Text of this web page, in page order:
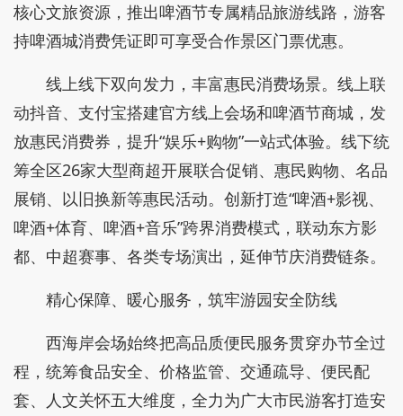
核心文旅资源，推出啤酒节专属精品旅游线路，游客
持啤酒城消费凭证即可享受合作景区门票优惠。
线上线下双向发力，丰富惠民消费场景。线上联
动抖音、支付宝搭建官方线上会场和啤酒节商城，发
放惠民消费券，提升“娱乐+购物”一站式体验。线下统
筹全区26家大型商超开展联合促销、惠民购物、名品
展销、以旧换新等惠民活动。创新打造“啤酒+影视、
啤酒+体育、啤酒+音乐”跨界消费模式，联动东方影
都、中超赛事、各类专场演出，延伸节庆消费链条。
精心保障、暖心服务，筑牢游园安全防线
西海岸会场始终把高品质便民服务贯穿办节全过
程，统筹食品安全、价格监管、交通疏导、便民配
套、人文关怀五大维度，全力为广大市民游客打造安